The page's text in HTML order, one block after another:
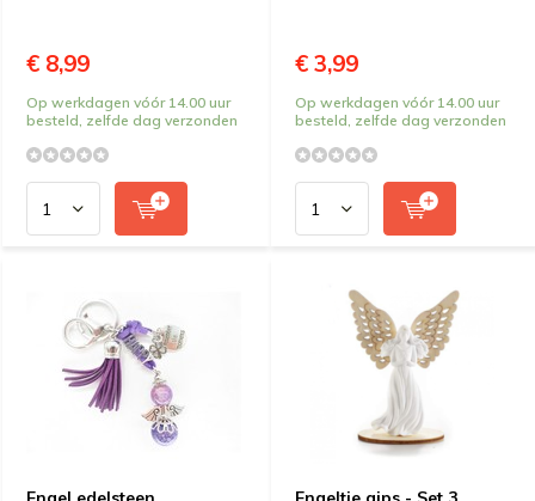
€ 8,99
Op werkdagen vóór 14.00 uur
besteld, zelfde dag verzonden
€ 3,99
Op werkdagen vóór 14.00 uur
besteld, zelfde dag verzonden